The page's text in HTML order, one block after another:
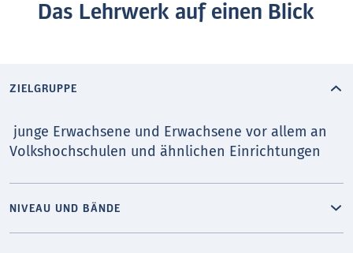
Das Lehrwerk auf einen Blick
ZIELGRUPPE
junge Erwachsene und Erwachsene vor allem an
Volkshochschulen und ähnlichen Einrichtungen
NIVEAU UND BÄNDE